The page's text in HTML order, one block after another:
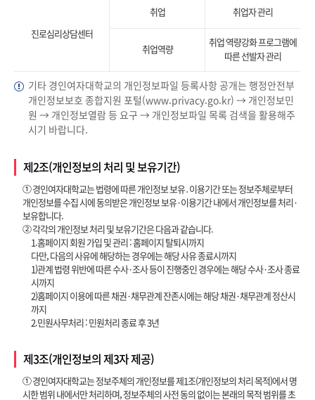
진로심리상담센터
취업 취업자 관리
취업역량
취업 역량강화 프로그램에
따른 선발자 관리
기타 경인여자대학교의 개인정보파일 등록사항 공개는 행정안전부
개인정보보호 종합지원 포털(www.privacy.go.kr) → 개인정보민
원 → 개인정보열람 등 요구 → 개인정보파일 목록 검색을 활용해주
시기 바랍니다.
제2조(개인정보의 처리 및 보유기간)
① 경인여자대학교는 법령에 따른 개인정보 보유․이용기간 또는 정보주체로부터
개인정보를 수집 시에 동의받은 개인정보 보유·이용기간 내에서 개인정보를 처리·
보유합니다.
② 각각의 개인정보 처리 및 보유기간은 다음과 같습니다.
1.홈페이지 회원 가입 및 관리 : 홈페이지 탈퇴시까지
다만, 다음의 사유에 해당하는 경우에는 해당 사유 종료시까지
1)관계 법령 위반에 따른 수사·조사 등이 진행중인 경우에는 해당 수사·조사 종료
시까지
2)홈페이지 이용에 따른 채권·채무관계 잔존시에는 해당 채권·채무관계 정산시
까지
2.민원사무처리 : 민원처리 종료 후 3년
제3조(개인정보의 제3자 제공)
① 경인여자대학교는 정보주체의 개인정보를 제1조(개인정보의 처리 목적)에서 명
시한 범위 내에서만 처리하며, 정보주체의 사전 동의 없이는 본래의 목적 범위를 초